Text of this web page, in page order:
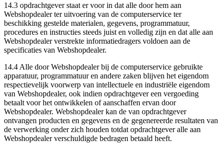
14.3 opdrachtgever staat er voor in dat alle door hem aan
Webshopdealer ter uitvoering van de computerservice ter
beschikking gestelde materialen, gegevens, programmatuur,
procedures en instructies steeds juist en volledig zijn en dat alle aan
Webshopdealer verstrekte informatiedragers voldoen aan de
specificaties van Webshopdealer.
14.4 Alle door Webshopdealer bij de computerservice gebruikte
apparatuur, programmatuur en andere zaken blijven het eigendom
respectievelijk voorwerp van intellectuele en industriële eigendom
van Webshopdealer, ook indien opdrachtgever een vergoeding
betaalt voor het ontwikkelen of aanschaffen ervan door
Webshopdealer. Webshopdealer kan de van opdrachtgever
ontvangen producten en gegevens en de gegenereerde resultaten van
de verwerking onder zich houden totdat opdrachtgever alle aan
Webshopdealer verschuldigde bedragen betaald heeft.